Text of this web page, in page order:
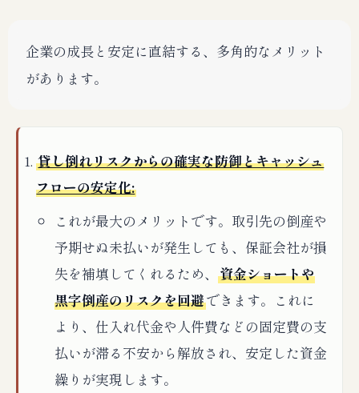
企業の成長と安定に直結する、多角的なメリット
があります。
貸し倒れリスクからの確実な防御とキャッシュ
フローの安定化:
これが最大のメリットです。取引先の倒産や
予期せぬ未払いが発生しても、保証会社が損
失を補填してくれるため、 資金ショートや
黒字倒産のリスクを回避できます。これに
より、仕入れ代金や人件費などの固定費の支
払いが滞る不安から解放され、安定した資金
繰りが実現します。